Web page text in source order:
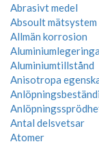
Abrasivt medel
Absoult mätsystem
Allmän korrosion
Aluminiumtillstånd
Anisotropa
Antal delsvetsar
Atomer